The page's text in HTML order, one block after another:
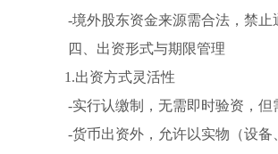
-境外股东资金来源需合法，禁止
四、出资形式与期限管理
1.出资方式灵活性
-实行认缴制，无需即时验资，但
-货币出资外，允许以实物（设